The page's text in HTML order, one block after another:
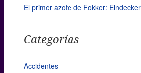
El primer azote de Fokker: Eindecker
Categorías
Accidentes